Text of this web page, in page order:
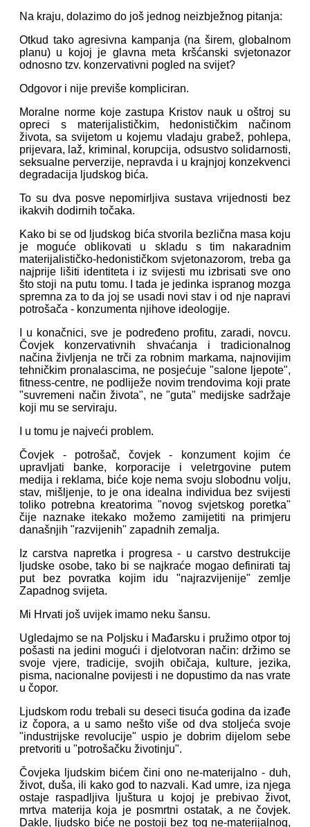
Na kraju, dolazimo do još jednog neizbježnog pitanja:
Otkud tako agresivna kampanja (na širem, globalnom
planu) u kojoj je glavna meta kršćanski svjetonazor
odnosno tzv. konzervativni pogled na svijet?
Odgovor i nije previše kompliciran.
Moralne norme koje zastupa Kristov nauk u oštroj su
opreci s materijalističkim, hedonističkim načinom
života, sa svijetom u kojemu vladaju grabež, pohlepa,
prijevara, laž, kriminal, korupcija, odsustvo solidarnosti,
seksualne perverzije, nepravda i u krajnjoj konzekvenci
degradacija ljudskog bića.
To su dva posve nepomirljiva sustava vrijednosti bez
ikakvih dodirnih točaka.
Kako bi se od ljudskog bića stvorila bezlična masa koju
je moguće oblikovati u skladu s tim nakaradnim
materijalističko-hedonističkom svjetonazorom, treba ga
najprije lišiti identiteta i iz svijesti mu izbrisati sve ono
što stoji na putu tomu. I tada je jedinka ispranog mozga
spremna za to da joj se usadi novi stav i od nje napravi
potrošača - konzumenta njihove ideologije.
I u konačnici, sve je podređeno profitu, zaradi, novcu.
Čovjek konzervativnih shvaćanja i tradicionalnog
načina življenja ne trči za robnim markama, najnovijim
tehničkim pronalascima, ne posjećuje "salone ljepote",
fitness-centre, ne podliježe novim trendovima koji prate
"suvremeni način života", ne "guta" medijske sadržaje
koji mu se serviraju.
I u tomu je najveći problem.
Čovjek - potrošač, čovjek - konzument kojim će
upravljati banke, korporacije i veletrgovine putem
medija i reklama, biće koje nema svoju slobodnu volju,
stav, mišljenje, to je ona idealna individua bez svijesti
toliko potrebna kreatorima "novog svjetskog poretka"
čije naznake itekako možemo zamijetiti na primjeru
današnjih "razvijenih" zapadnih zemalja.
Iz carstva napretka i progresa - u carstvo destrukcije
ljudske osobe, tako bi se najkraće mogao definirati taj
put bez povratka kojim idu "najrazvijenije" zemlje
Zapadnog svijeta.
Mi Hrvati još uvijek imamo neku šansu.
Ugledajmo se na Poljsku i Mađarsku i pružimo otpor toj
pošasti na jedini mogući i djelotvoran način: držimo se
svoje vjere, tradicije, svojih običaja, kulture, jezika,
pisma, nacionalne povijesti i ne dopustimo da nas vrate
u čopor.
Ljudskom rodu trebali su deseci tisuća godina da izađe
iz čopora, a u samo nešto više od dva stoljeća svoje
"industrijske revolucije" uspio je dobrim dijelom sebe
pretvoriti u "potrošačku životinju".
Čovjeka ljudskim bićem čini ono ne-materijalno - duh,
život, duša, ili kako god to nazvali. Kad umre, iza njega
ostaje raspadljiva ljuštura u kojoj je prebivao život,
mrtva materija koja je posmrtni ostatak, a ne čovjek.
Dakle, ljudsko biće ne postoji bez tog ne-materijalnog,